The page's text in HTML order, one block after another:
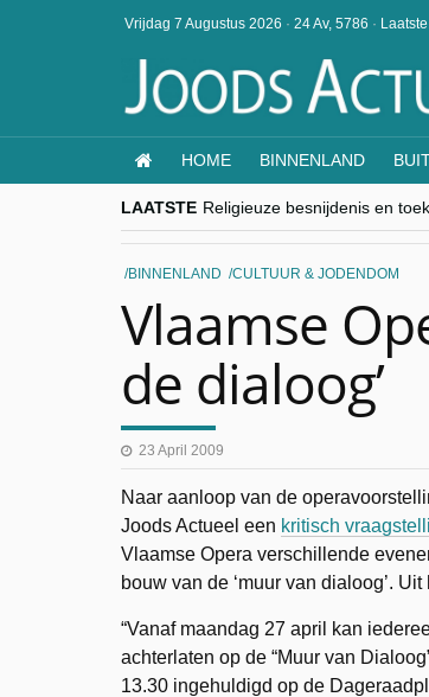
Vrijdag 7 Augustus 2026 · 24 Av, 5786 ·
HOME BINNENLAND
LAATSTE Religieuze besnijdenis en
“Besnijdenisdebat toont hoe
CITYTRIP | ROEMENIË –
“Vandaag zit elke Jood in
BINNENLAND CULTUUR & JODENDOM
Vlaamse
de dialoog’
23 April 2009
Naar aanloop van de
Joods Actueel een kritisch
Vlaamse Opera verschillende
bouw van de ‘muur van dialoog’.
“Vanaf maandag 27 april kan
achterlaten op de “Muur van
13.30 ingehuldigd op de